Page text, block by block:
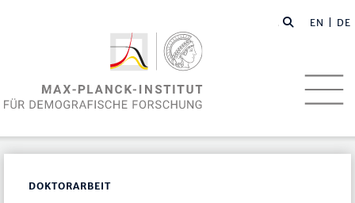
EN | DE
DOKTORARBEIT